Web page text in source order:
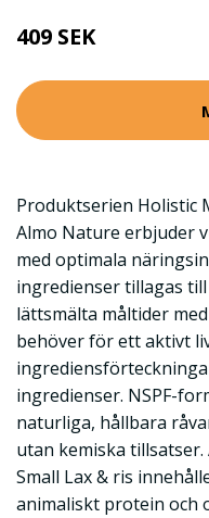
409 SEK
Produktserien Holistic
Almo Nature erbjuder
med optimala
ingredienser tillagas
lättsmälta måltider
behöver för ett aktivt
ingredienser. NSPF-
naturliga, hållbara
utan kemiska
Small Lax & ris
animaliskt protein och